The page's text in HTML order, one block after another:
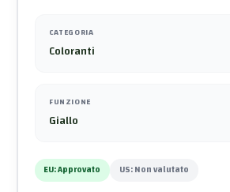
CATEGORIA
Coloranti
FUNZIONE
Giallo
EU:Approvato US:Non valutato